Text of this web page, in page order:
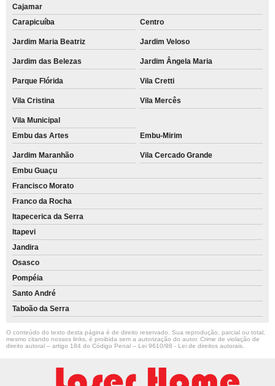
Cajamar
Carapicuíba
Centro
Jardim Maria Beatriz Jardim Veloso
Jardim das Belezas Jardim Ângela Maria
Parque Flórida Vila Cretti
Vila Cristina Vila Mercês
Vila Municipal
Embu das Artes
Embu-Mirim
Jardim Maranhão
Vila Cercado Grande
Embu Guaçu
Francisco Morato
Franco da Rocha
Itapecerica da Serra
Itapevi
Jandira
Osasco
Pompéia
Santo André
Taboão da Serra
O conteúdo do texto desta página é de direito reservado. Sua reprodução, parcial ou total,
mesmo citando nossos links, é proibida sem a autorização do autor. Crime de violação de
direito autoral – artigo 184 do Código Penal – Lei 9610/98 - Lei de direitos autorais